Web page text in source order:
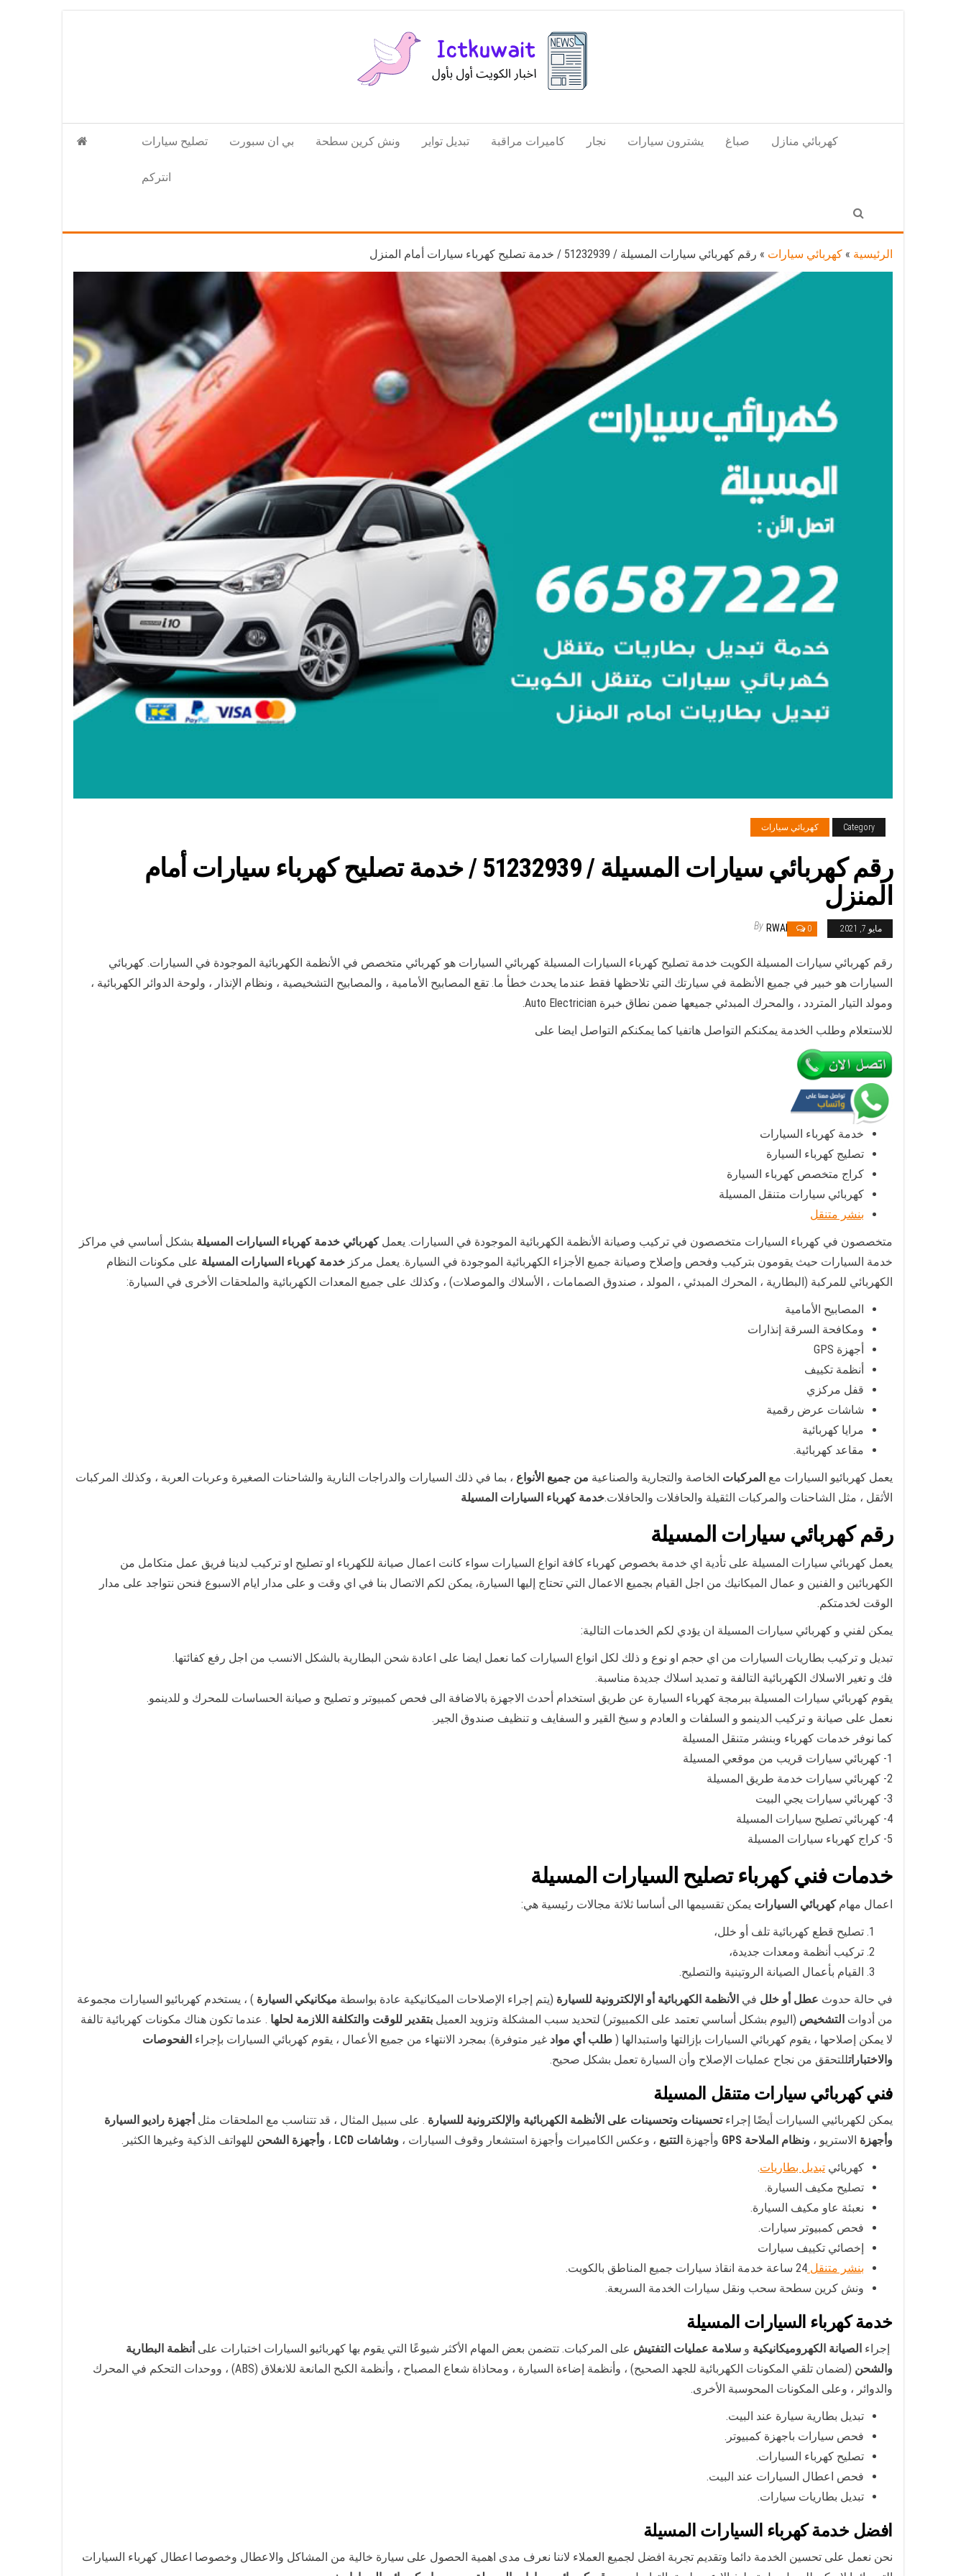
الكويت
تكنولوجيا
المعلومات
تصليح سيارات بي ان سبورت ونش كرين سطحة تبديل تواير كاميرات مراقبة نجار يشترون سيارات صباغ كهربائي منازل
انتركم
الرئيسية » كهربائي سيارات » رقم كهربائي سيارات المسيلة / 51232939‬ / خدمة تصليح كهرباء سيارات أمام المنزل
Category كهربائي سيارات
رقم كهربائي سيارات المسيلة / 51232939‬ / خدمة تصليح كهرباء سيارات أمام
المنزل
مايو 7, 2021 0
By RWAN
رقم كهربائي سيارات المسيلة الكويت خدمة تصليح كهرباء السيارات المسيلة كهربائي السيارات هو كهربائي متخصص في الأنظمة الكهربائية الموجودة في السيارات. كهربائي
السيارات هو خبير في جميع الأنظمة في سيارتك التي تلاحظها فقط عندما يحدث خطأ ما. تقع المصابيح الأمامية ، والمصابيح التشخيصية ، ونظام الإنذار ، ولوحة الدوائر الكهربائية ،
ومولد التيار المتردد ، والمحرك المبدئي جميعها ضمن نطاق خبرة Auto Electrician.
للاستعلام وطلب الخدمة يمكنكم التواصل هاتفيا كما يمكنكم التواصل ايضا على
خدمة كهرباء السيارات
تصليج كهرباء السيارة
كراج متخصص كهرباء السيارة
كهربائي سيارات متنقل المسيلة
بنشر متنقل
متخصصون في كهرباء السيارات متخصصون في تركيب وصيانة الأنظمة الكهربائية الموجودة في السيارات. يعملكهربائي خدمة كهرباء السيارات المسيلة بشكل أساسي في مراكز
خدمة السيارات حيث يقومون بتركيب وفحص وإصلاح وصيانة جميع الأجزاء الكهربائية الموجودة في السيارة. يعمل مركز خدمة كهرباء السيارات المسيلة على مكونات النظام
الكهربائي للمركبة (البطارية ، المحرك المبدئي ، المولد ، صندوق الصمامات ، الأسلاك والموصلات) ، وكذلك على جميع المعدات الكهربائية والملحقات الأخرى في السيارة:
المصابيح الأمامية
ومكافحة السرقة إنذارات
أجهزة GPS
أنظمة تكييف
قفل مركزي
شاشات عرض رقمية
مرايا كهربائية
مقاعد كهربائية.
يعمل كهربائيو السيارات مع المركبات الخاصة والتجارية والصناعية من جميع الأنواع ، بما في ذلك السيارات والدراجات النارية والشاحنات الصغيرة وعربات العربة ، وكذلك المركبات
الأثقل ، مثل الشاحنات والمركبات الثقيلة والحافلات والحافلات.خدمة كهرباء السيارات المسيلة
رقم كهربائي سيارات المسيلة
يعمل كهربائي سيارات المسيلة على تأدية اي خدمة بخصوص كهرباء كافة انواع السيارات سواء كانت اعمال صيانة للكهرباء او تصليح او تركيب لدينا فريق عمل متكامل من
الكهربائين و الفنين و عمال الميكانيك من اجل القيام بجميع الاعمال التي تحتاج إليها السيارة، يمكن لكم الاتصال بنا في اي وقت و على مدار ايام الاسبوع فنحن نتواجد على مدار
الوقت لخدمتكم.
يمكن لفني و كهربائي سيارات المسيلة ان يؤدي لكم الخدمات التالية:
تبديل و تركيب بطاريات السيارات من اي حجم او نوع و ذلك لكل انواع السيارات كما نعمل ايضا على اعادة شحن البطارية بالشكل الانسب من اجل رفع كفائتها.
فك و تغير الاسلاك الكهربائية التالفة و تمديد اسلاك جديدة مناسبة.
يقوم كهربائي سيارات المسيلة ببرمجة كهرباء السيارة عن طريق استخدام أحدث الاجهزة بالاضافة الى فحص كمبيوتر و تصليح و صيانة الحساسات للمحرك و للدينمو.
نعمل على صيانة و تركيب الدينمو و السلفات و العادم و سيخ القير و السفايف و تنظيف صندوق الجير.
كما نوفر خدمات كهرباء وبنشر متنقل المسيلة
1- كهربائي سيارات قريب من موقعي المسيلة
2- كهربائي سيارات خدمة طريق المسيلة
3- كهربائي سيارات يجي البيت
4- كهربائي تصليح سيارات المسيلة
5- كراج كهرباء سيارات المسيلة
خدمات فني كهرباء تصليح السيارات المسيلة
اعمال مهامكهربائي السيارات يمكن تقسيمها الى أساسا ثلاثة مجالات رئيسية هي:
تصليح قطع كهربائية تلف أو خلل،
تركيب أنظمة ومعدات جديدة،
القيام بأعمال الصيانة الروتينية والتصليح.
في حالة حدوث عطل أو خلل في الأنظمة الكهربائية أو الإلكترونية للسيارة (يتم إجراء الإصلاحات الميكانيكية عادة بواسطة ميكانيكي السيارة ) ، يستخدم كهربائيو السيارات مجموعة
من أدوات التشخيص (اليوم بشكل أساسي تعتمد على الكمبيوتر) لتحديد سبب المشكلة وتزويد العميل بتقدير للوقت والتكلفة اللازمة لحلها . عندما تكون هناك مكونات كهربائية تالفة
لا يمكن إصلاحها ، يقوم كهربائي السيارات بإزالتها واستبدالها ( طلب أي مواد غير متوفرة). بمجرد الانتهاء من جميع الأعمال ، يقوم كهربائي السيارات بإجراء الفحوصات
والاختباراتللتحقق من نجاح عمليات الإصلاح وأن السيارة تعمل بشكل صحيح.
فني كهربائي سيارات متنقل المسيلة
يمكن لكهربائيي السيارات أيضًا إجراءتحسينات وتحسينات على الأنظمة الكهربائية والإلكترونية للسيارة . على سبيل المثال ، قد تتناسب مع الملحقات مثل أجهزة راديو السيارة
وأجهزة الاستريو ، ونظام الملاحة GPS وأجهزة التتبع ، وعكس الكاميرات وأجهزة استشعار وقوف السيارات ، وشاشات LCD ، وأجهزة الشحن للهواتف الذكية وغيرها الكثير.
كهربائي تبديل بطاريات.
تصليح مكيف السيارة.
نعبئة عاو مكيف السيارة.
فحص كمبيوتر سيارات.
إخصائي تكييف سيارات
بنشر متنقل 24 ساعة خدمة انقاذ سيارات جميع المناطق بالكويت.
ونش كرين سطحة سحب ونقل سيارات الخدمة السريعة.
خدمة كهرباء السيارات المسيلة
إجراء الصيانة الكهروميكانيكية و سلامة عمليات التفتيش على المركبات. تتضمن بعض المهام الأكثر شيوعًا التي يقوم بها كهربائيو السيارات اختبارات على أنظمة البطارية
والشحن
(لضمان تلقي المكونات الكهربائية للجهد الصحيح) ، وأنظمة إضاءة السيارة ، ومحاذاة شعاع المصباح ، وأنظمة الكبح المانعة للانغلاق (ABS) ، ووحدات التحكم في المحرك
والدوائر ، وعلى المكونات المحوسبة الأخرى.
تبديل بطارية سيارة عند البيت.
فحص سيارات باجهزة كمبيوتر.
تصليح كهرباء السيارات.
فحص اعطال السيارات عند البيت.
تبديل بطاريات سيارات.
افضل خدمة كهرباء السيارات المسيلة
نحن نعمل على تحسين الخدمة دائما وتقديم تجربة افضل لجميع العملاء لاننا نعرف مدى اهمية الحصول على سيارة خالية من المشاكل والاعطال وخصوصا اعطال كهرباء السيارات